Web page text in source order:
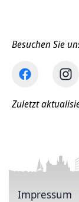
Besuchen Sie
Zuletzt
Impressum